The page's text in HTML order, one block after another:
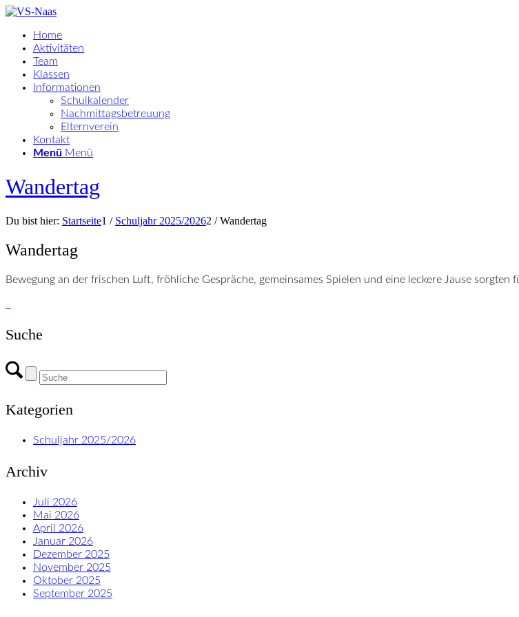
Home
Aktivitäten
Team
Klassen
Informationen
Schulkalender
Nachmittagsbetreuung
Elternverein
Kontakt
Menü Menü
Wandertag
Du bist hier: Startseite1 / Schuljahr 2025/20262 / Wandertag
Wandertag
Bewegung an der frischen Luft, fröhliche Gespräche, gemeinsames Spielen und eine leckere Jause
Suche
Kategorien
Schuljahr 2025/2026
Archiv
Juli 2026
Mai 2026
April 2026
Januar 2026
Dezember 2025
November 2025
Oktober 2025
September 2025